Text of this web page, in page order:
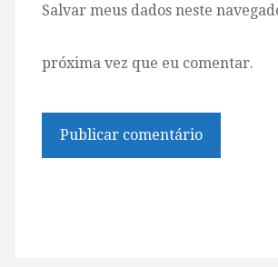
Salvar meus dados neste
próxima vez que eu comentar.